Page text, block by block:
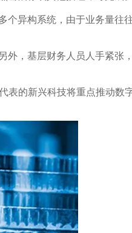
异构系统，由于业务量往
，基层财务人员人手紧张
的新兴科技将重点推动数